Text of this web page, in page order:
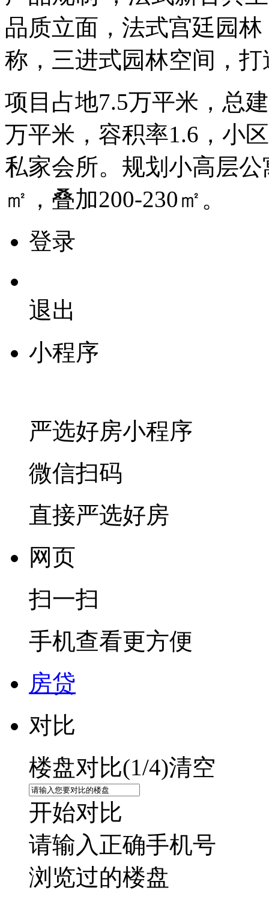
品质立面，法式宫廷园
称，三进式园林空间，
项目占地7.5万平米，总
万平米，容积率1.6，小
私家会所。规划小高层
㎡，叠加200-230㎡。
登录
退出
小程序
严选好房小程序
微信扫码
直接严选好房
网页
扫一扫
手机查看更方便
房贷
对比
楼盘对比(1/4)清空
开始对比
请输入正确手机号
浏览过的楼盘